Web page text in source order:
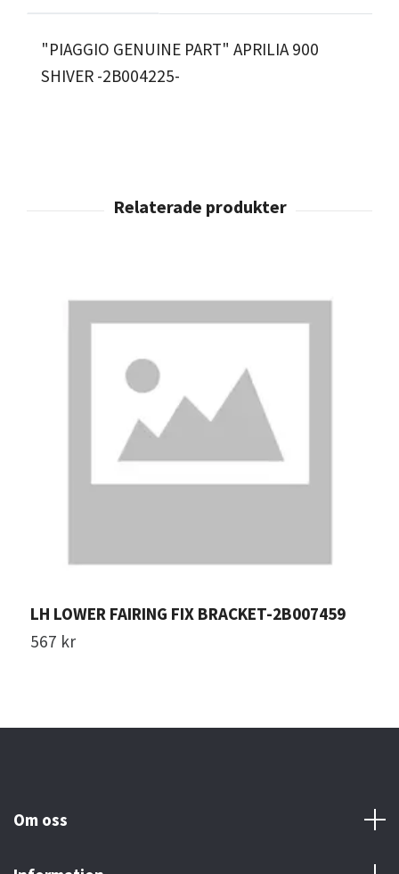
"PIAGGIO GENUINE PART" APRILIA 900
SHIVER -2B004225-
LH LOWER FAIRING FIX BRACKET-2B007459
567 kr
Om oss